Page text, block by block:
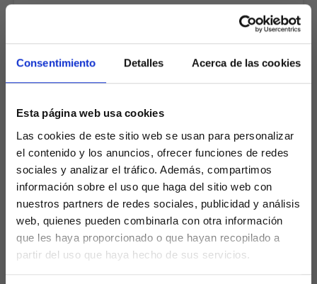
Consentimiento Detalles Acerca de las cookies
Esta página web usa cookies
Las cookies de este sitio web se usan para personalizar
el contenido y los anuncios, ofrecer funciones de redes
sociales y analizar el tráfico. Además, compartimos
información sobre el uso que haga del sitio web con
nuestros partners de redes sociales, publicidad y análisis
web, quienes pueden combinarla con otra información
que les haya proporcionado o que hayan recopilado a
partir del uso que haya hecho de sus servicios.
Guía Básica de Iniciación WordPress Wordpress es
a los usuarios crear y administrar fácilmente
LEER MÁS »
DESARROLLO WEB Y MANTENIMIENTO